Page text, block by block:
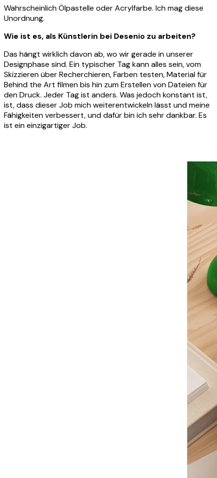
Wahrscheinlich Ölpastelle oder Acrylfarbe. Ich mag diese
Unordnung.
Wie ist es, als Künstlerin bei Desenio zu arbeiten?
Das hängt wirklich davon ab, wo wir gerade in unserer
Designphase sind. Ein typischer Tag kann alles sein, vom
Skizzieren über Recherchieren, Farben testen, Material für
Behind the Art filmen bis hin zum Erstellen von Dateien für
den Druck. Jeder Tag ist anders. Was jedoch konstant ist,
ist, dass dieser Job mich weiterentwickeln lässt und meine
Fähigkeiten verbessert, und dafür bin ich sehr dankbar. Es
ist ein einzigartiger Job.